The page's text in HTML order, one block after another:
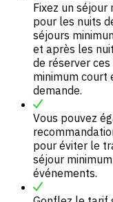
Fixez un
pour les nuits
séjours
et après les
de réserver
minimum court
demande.
Vous pouvez
pour éviter le
séjour
événements.